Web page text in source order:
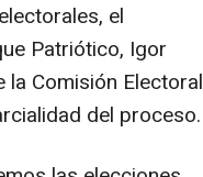
el
Patriótico, Igor
Comisión Electoral
del proceso.